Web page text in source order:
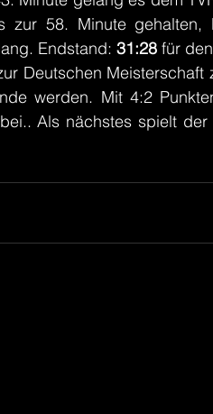
zur 58. Minute
Endstand: 31:28 für
Deutschen
werden. Mit 4:2
Als nächstes spielt